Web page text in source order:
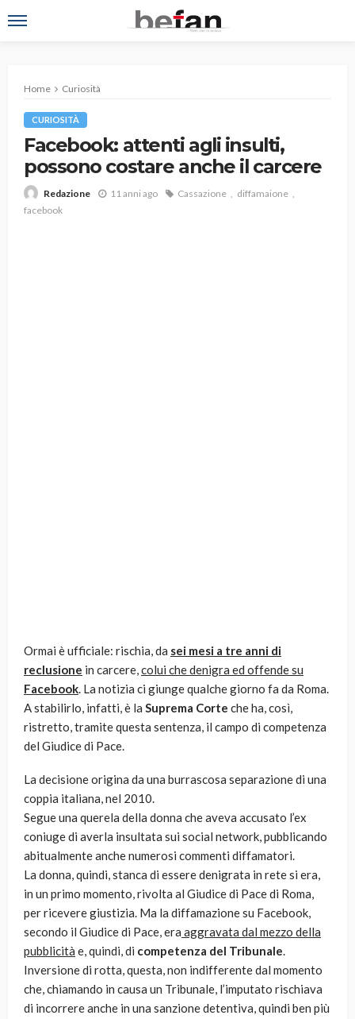
Home Curiosità
CURIOSITÀ
Facebook: attenti agli insulti,
possono costare anche il carcere
Redazione 11 anni ago Cassazione
diffamaione
facebook
Ormai è ufficiale: rischia, da sei mesi a tre anni di
reclusione in carcere,colui che denigra ed offende su
Facebook. La notizia ci giunge qualche giorno fa da Roma.
A stabilirlo, infatti, è la Suprema Corte che ha, così,
ristretto, tramite questa sentenza, il campo di competenza
del Giudice di Pace.
La decisione origina da una burrascosa separazione di una
coppia italiana, nel 2010.
Segue una querela della donna che aveva accusato l’ex
coniuge di averla insultata sui social network, pubblicando
abitualmente anche numerosi commenti diffamatori.
La donna, quindi, stanca di essere denigrata in rete si era,
in un primo momento, rivolta al Giudice di Pace di Roma,
per ricevere giustizia. Ma la diffamazione su Facebook,
secondo il Giudice di Pace, era aggravata dal mezzo della
pubblicità e, quindi, di competenza del Tribunale.
Inversione di rotta, questa, non indifferente dal momento
che, chiamando in causa un Tribunale, l’imputato rischiava
di incorrere anche in una sanzione detentiva, quindi ben più